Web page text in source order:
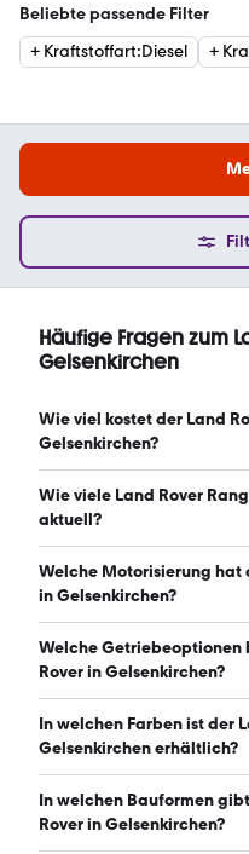
Beliebte passende Filter
+ Kraftstoffart:Diesel +
Häufige Fragen zum
Gelsenkirchen
Wie viel kostet der Land
Gelsenkirchen?
Ein guter Preis für einen
Gelsenkirchen liegt
Wie viele Land Rover
aktuell?
Es gibt insgesamt 63
mobile.de, davon 49
Welche Motorisierung hat
in Gelsenkirchen?
Der Land Rover Range
Leistungen zwischen 315
Welche Getriebeoptionen
Rover in Gelsenkirchen?
Der Land Rover Range
automatischem und
In welchen Farben ist der
Gelsenkirchen erhältlich?
Den Land Rover Range
folgenden Farben:
In welchen Bauformen
Rover in Gelsenkirchen?